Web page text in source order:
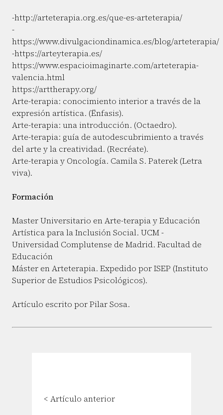
-http://arteterapia.org.es/que-es-arteterapia/
-
https://www.divulgaciondinamica.es/blog/arteterapia/
-https://arteyterapia.es/
https://www.espacioimaginarte.com/arteterapia-
valencia.html
https://arttherapy.org/
Arte-terapia: conocimiento interior a través de la
expresión artística. (Ënfasis).
Arte-terapia: una introducción. (Octaedro).
Arte-terapia: guía de autodescubrimiento a través
del arte y la creatividad. (Recréate).
Arte-terapia y Oncología. Camila S. Paterek (Letra
viva).
Formación
Master Universitario en Arte-terapia y Educación
Artística para la Inclusión Social. UCM -
Universidad Complutense de Madrid. Facultad de
Educación
Máster en Arteterapia. Expedido por ISEP (Instituto
Superior de Estudios Psicológicos).
Artículo escrito por Pilar Sosa.
< Artículo anterior